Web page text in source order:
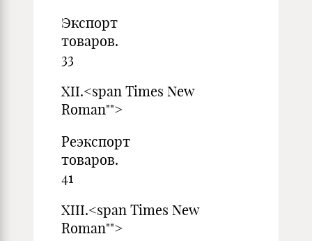
Экспорт
33
XII.<span Times New
Roman"">
Реэкспорт
41
XIII.<span Times New
Roman"">